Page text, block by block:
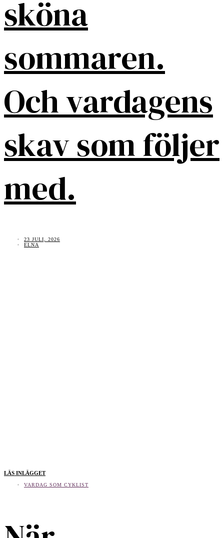
sköna
sommaren.
Och vardagens
skav som följer
med.
23 JULI, 2026
ELNA
LÄS INLÄGGET
VARDAG SOM CYKLIST